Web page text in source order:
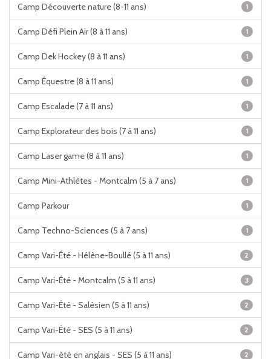
Camp Découverte nature (8-11 ans) 1
Camp Défi Plein Air (8 à 11 ans) 1
Camp Dek Hockey (8 à 11 ans) 1
Camp Équestre (8 à 11 ans) 1
Camp Escalade (7 à 11 ans) 1
Camp Explorateur des bois (7 à 11 ans) 1
Camp Laser game (8 à 11 ans) 1
Camp Mini-Athlètes - Montcalm (5 à 7 ans) 1
Camp Parkour 1
Camp Techno-Sciences (5 à 7 ans) 1
Camp Vari-Été - Hélène-Boullé (5 à 11 ans) 2
Camp Vari-Été - Montcalm (5 à 11 ans) 3
Camp Vari-Été - Salésien (5 à 11 ans) 2
Camp Vari-Été - SES (5 à 11 ans) 2
Camp Vari-été en anglais - SES (5 à 11 ans) 2